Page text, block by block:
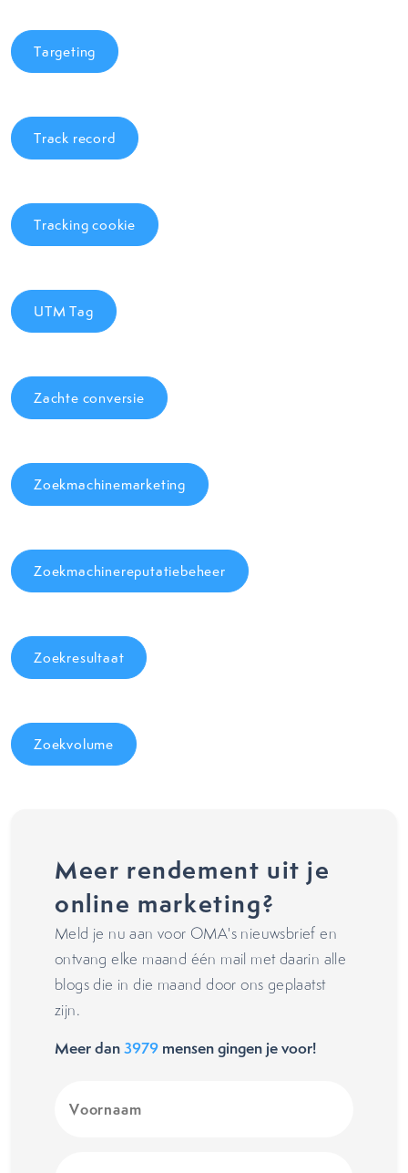
Targeting
Track record
Tracking cookie
UTM Tag
Zachte conversie
Zoekmachinemarketing
Zoekmachinereputatiebeheer
Zoekresultaat
Zoekvolume
Meer rendement uit je
online marketing?
Meld je nu aan voor OMA's nieuwsbrief en
ontvang elke maand één mail met daarin alle
blogs die in die maand door ons geplaatst
zijn.
Meer dan3979 mensen gingen je voor!
(Vereist)